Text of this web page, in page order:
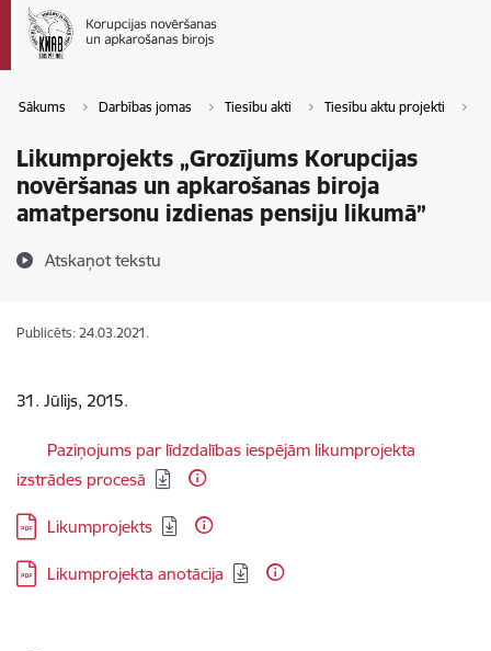
Sākums Darbības jomas Tiesību akti Tiesību aktu projekti
Likumprojekts „Grozījums Korupcijas
novēršanas un apkarošanas biroja
amatpersonu izdienas pensiju likumā”
Atskaņot tekstu
Publicēts: 24.03.2021.
31. Jūlijs, 2015.
Lejupielādēt:
Paziņojums par līdzdalības iespējām likumprojekta
izstrādes procesā
Lejupielādēt:
Likumprojekts
Lejupielādēt:
Likumprojekta anotācija